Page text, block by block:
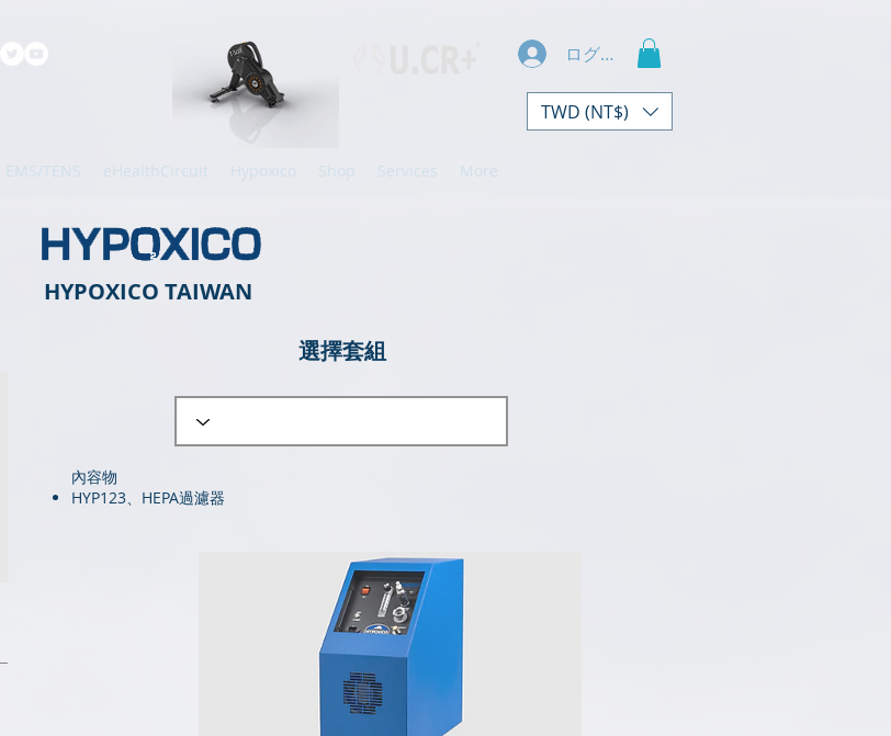
ログイン
TWD (NT$)
EMS/TENS eHealthCircuit Hypoxico Shop Services More
HYPOXICO TAIWAN
​選擇套組
​​內容物
HYP123、HEPA過濾器